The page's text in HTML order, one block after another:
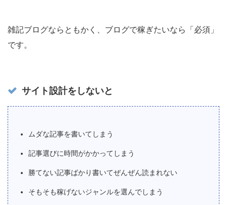
雑記ブログならともかく、ブログで稼ぎたいなら「必須」
です。
サイト設計をしないと
ムダな記事を書いてしまう
記事選びに時間がかかってしまう
勝てない記事ばかり書いてぜんぜん読まれない
そもそも稼げないジャンルを選んでしまう